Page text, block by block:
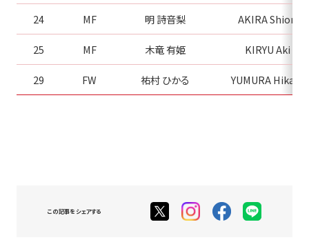
24 MF 明 詩音梨 AKIRA Shiori
25 MF 木竜 有姫 KIRYU Aki
29 FW 祐村 ひかる YUMURA Hikaru
この記事をシェアする